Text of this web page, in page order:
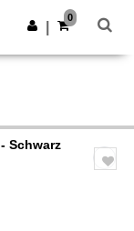
App holen
0
- Schwarz